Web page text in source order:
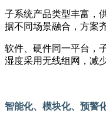
子系统产品类型丰富，
据不同场景融合，方案齐
软件、硬件同一平台，
湿度采用无线组网，减
智能化、模块化、预警